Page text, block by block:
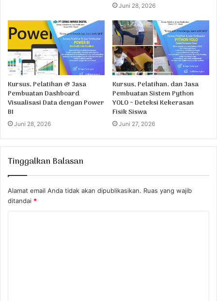
Juni 28, 2026
Kursus, Pelatihan & Jasa
Pembuatan Dashboard
Visualisasi Data dengan Power
BI
Juni 28, 2026
Kursus, Pelatihan, dan Jasa
Pembuatan Sistem Python
YOLO ~ Deteksi Kekerasan
Fisik Siswa
Juni 27, 2026
Tinggalkan Balasan
Alamat email Anda tidak akan dipublikasikan. Ruas yang wajib
ditandai *